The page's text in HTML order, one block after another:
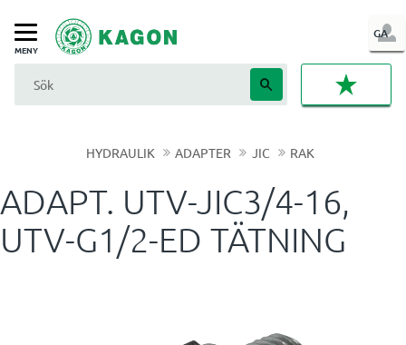
Meny
GA
IN
HYDRAULIK ADAPTER JIC RAK
ADAPT. UTV-JIC3/4-16,
UTV-G1/2-ED TÄTNING